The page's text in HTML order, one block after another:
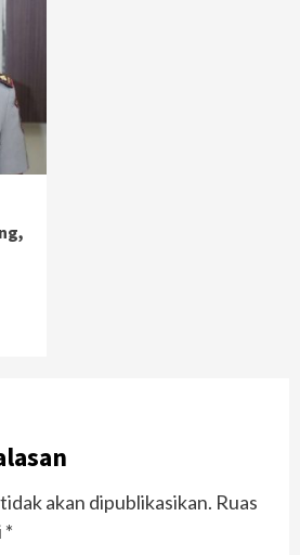
akan dipublikasikan. Ruas
*